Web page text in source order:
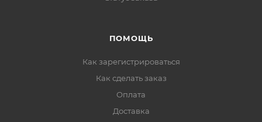
ПОМОЩЬ
Как зарегистрироваться
Как сделать заказ
Оплата
Доставка